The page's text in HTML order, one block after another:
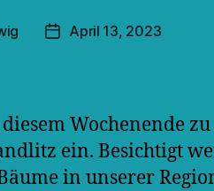
Veröffentlichungsdatum
April 13, 2023
Wochenende
ein. Besichtigt
in unserer